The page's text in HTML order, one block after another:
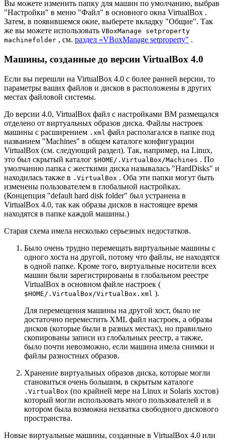
Вы можете изменить папку для машин по умолчанию, выбрав
"Настройки" в меню "Файл" в основного окна VirtualBox .
Затем, в появившемся окне, выберете вкладку "Общие". Так
же вы можете использовать VBoxManage setproperty
machinefolder , см. раздел «VBoxManage setproperty" .
Машины, созданные до версии VirtualBox 4.0
Если вы перешли на VirtualBox 4.0 c более ранней версии, то
параметры ваших файлов и дисков в расположены в других
местах файловой системы.
До версии 4.0, VirtualBox файл с настройками ВМ размещался
отделено от виртуальных образов диска. Файлы настроек
машины с расширением .xml файл располагался в папке под
названием "Machines" в общем каталоге конфигурации
VirtualBox (см. следующий раздел). Так, например, на Linux,
это был скрытый каталог $HOME/. VirtualBox/Machines . По
умолчанию папка с жесткими диска называлась "HardDisks" и
находилась также в . VirtualBox . Оба эти папки могут быть
изменены пользователем в глобальной настройках.
(Концепция "default hard disk folder" был устранена в
VirtualBox 4.0, так как образы дисков в настоящее время
находятся в папке каждой машины.)
Старая схема имела несколько серьезных недостатков.
Было очень трудно перемещать виртуальные машины с
одного хоста на другой, потому что файлы, не находятся
в одной папке. Кроме того, виртуальные носители всех
машин были зарегистрированы в глобальном реестре
VirtualBox в основном файле настроек (
$HOME/. VirtualBox/VirtualBox.xml ).
Для перемещения машины на другой хост, было не
достаточно переместить XML файл настроек, а образы
дисков (которые были в разных местах), но правильно
скопированы записи из глобальных реестр, а также,
было почти невозможно, если машина имела снимки и
файлы разностных образов.
Хранение виртуальных образов диска, которые могли
становиться очень большим, в скрытым каталоге
. VirtualBox (по крайней мере на Linux и Solaris хостов)
который могли использовать много пользователей и в
котором была возможна нехватка свободного дискового
пространства.
Новые виртуальные машины, созданные в VirtualBox 4.0 или